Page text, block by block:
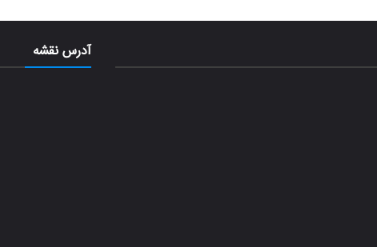
آدرس نقشه